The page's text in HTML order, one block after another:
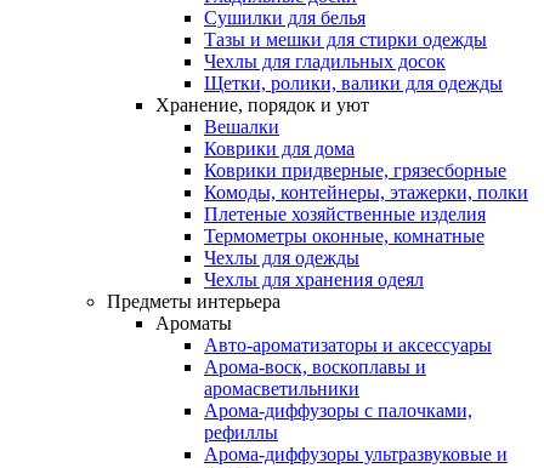
Сушилки для белья
Тазы и мешки для стирки одежды
Чехлы для гладильных досок
Щетки, ролики, валики для одежды
Хранение, порядок и уют
Вешалки
Коврики для дома
Коврики придверные, грязесборные
Комоды, контейнеры, этажерки, полки
Плетеные хозяйственные изделия
Термометры оконные, комнатные
Чехлы для одежды
Чехлы для хранения одеял
Предметы интерьера
Ароматы
Авто-ароматизаторы и аксессуары
Арома-воск, воскоплавы и
аромасветильники
Арома-диффузоры с палочками,
рефиллы
Арома-диффузоры ультразвуковые и